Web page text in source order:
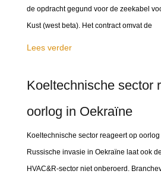
de opdracht gegund voor de zeekabel
Kust (west beta). Het contract omvat de
Lees verder
Koeltechnische sector
oorlog in Oekraïne
Koeltechnische sector reageert op
Russische invasie in Oekraïne laat ook
HVAC&R-sector niet onberoerd.